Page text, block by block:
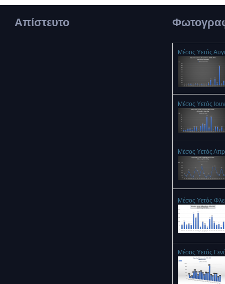
Απίστευτο
Μέσος Υετός
Μέσος Υετός
Μέσος Υετός
Μέσος Υετός
Μέσος Υετός